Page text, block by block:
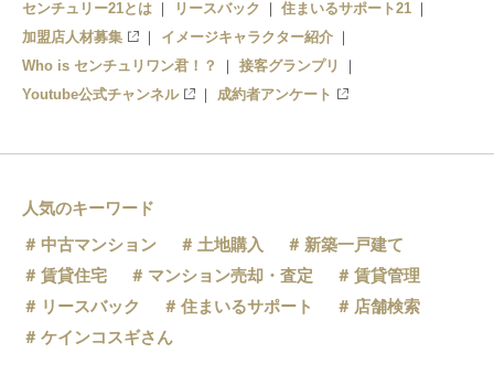
センチュリー21とは
リースバック
住まいるサポート21
加盟店人材募集
イメージキャラクター紹介
Who is センチュリワン君！？
接客グランプリ
Youtube公式チャンネル
成約者アンケート
人気のキーワード
中古マンション
土地購入
新築一戸建て
賃貸住宅
マンション売却・査定
賃貸管理
リースバック
住まいるサポート
店舗検索
ケインコスギさん